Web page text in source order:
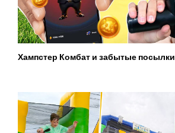
Хампстер Комбат и забытые посылки